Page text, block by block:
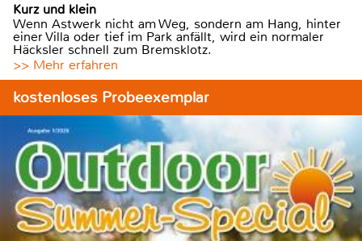
Kurz und klein
Wenn Astwerk nicht am Weg, sondern am Hang, hinter
einer Villa oder tief im Park anfällt, wird ein normaler
Häcksler schnell zum Bremsklotz.
>> Mehr erfahren
kostenloses Probeexemplar